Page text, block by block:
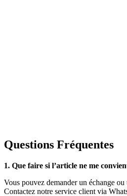
Questions Fréquentes
1. Que faire si l’article ne me
Vous pouvez demander un échange
Contactez notre service client via